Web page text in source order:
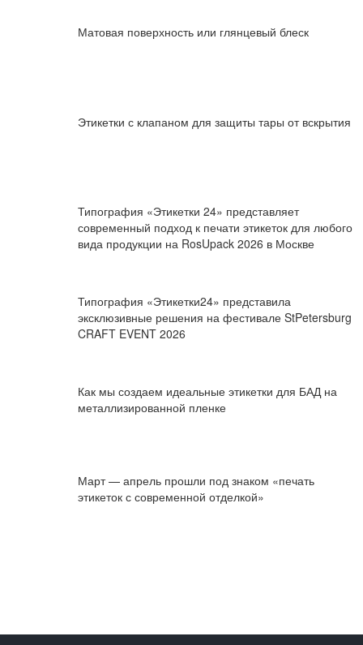
Матовая поверхность или глянцевый блеск
Этикетки с клапаном для защиты тары от вскрытия
Типография «Этикетки 24» представляет
современный подход к печати этикеток для любого
вида продукции на RosUpack 2026 в Москве
Типография «Этикетки24» представила
эксклюзивные решения на фестивале StPetersburg
CRAFT EVENT 2026
Как мы создаем идеальные этикетки для БАД на
металлизированной пленке
Март — апрель прошли под знаком «печать
этикеток с современной отделкой»